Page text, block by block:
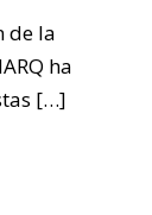
de la
ha
[…]